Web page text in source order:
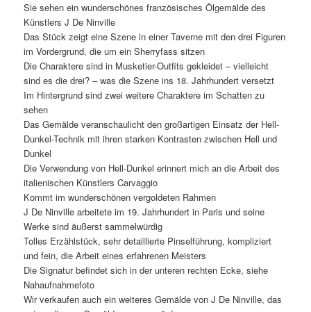
Sie sehen ein wunderschönes französisches Ölgemälde des
Künstlers J De Ninville
Das Stück zeigt eine Szene in einer Taverne mit den drei Figuren
im Vordergrund, die um ein Sherryfass sitzen
Die Charaktere sind in Musketier-Outfits gekleidet – vielleicht
sind es die drei? – was die Szene ins 18. Jahrhundert versetzt
Im Hintergrund sind zwei weitere Charaktere im Schatten zu
sehen
Das Gemälde veranschaulicht den großartigen Einsatz der Hell-
Dunkel-Technik mit ihren starken Kontrasten zwischen Hell und
Dunkel
Die Verwendung von Hell-Dunkel erinnert mich an die Arbeit des
italienischen Künstlers Carvaggio
Kommt im wunderschönen vergoldeten Rahmen
J De Ninville arbeitete im 19. Jahrhundert in Paris und seine
Werke sind äußerst sammelwürdig
Tolles Erzählstück, sehr detaillierte Pinselführung, kompliziert
und fein, die Arbeit eines erfahrenen Meisters
Die Signatur befindet sich in der unteren rechten Ecke, siehe
Nahaufnahmefoto
Wir verkaufen auch ein weiteres Gemälde von J De Ninville, das